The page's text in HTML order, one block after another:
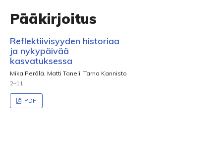
Pääkirjoitus
Reflektiivisyyden historiaa
ja nykypäivää
kasvatuksessa
Mika Perälä, Matti Taneli, Tarna Kannisto
2–11
PDF